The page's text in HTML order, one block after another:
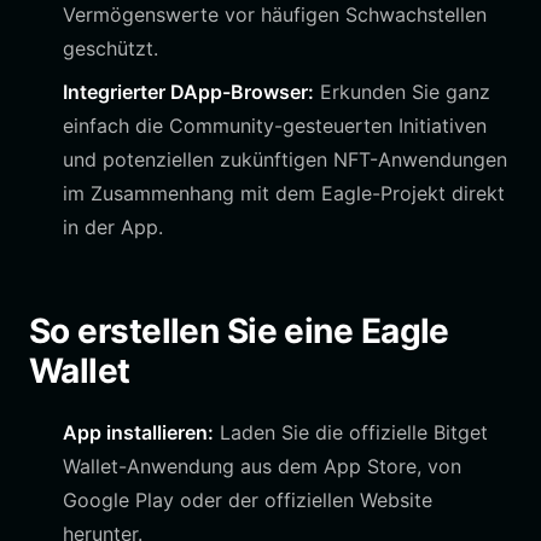
Vermögenswerte vor häufigen Schwachstellen
geschützt.
Integrierter DApp-Browser: Erkunden Sie ganz
einfach die Community-gesteuerten Initiativen
und potenziellen zukünftigen NFT-Anwendungen
im Zusammenhang mit dem Eagle-Projekt direkt
in der App.
So erstellen Sie eine Eagle
Wallet
App installieren: Laden Sie die offizielle Bitget
Wallet-Anwendung aus dem App Store, von
Google Play oder der offiziellen Website
herunter.